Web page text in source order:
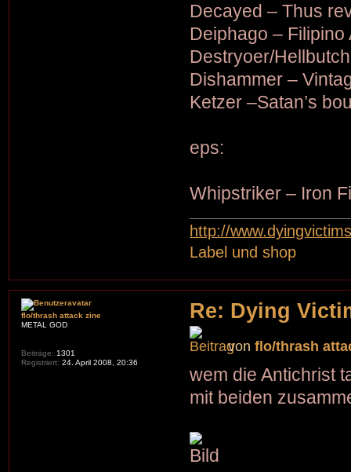
Decayed – Thus
Deiphago – Filipino
Destryoer/
Dishammer –
Ketzer –Satan’s
eps:
Whipstriker – Iron
http://
Label und shop
Re: Dying
vonflo/thrash
wem die Antichrist
mit beiden
flo/thrash attack zine
METAL GOD
Beiträge: 1301
Registriert: 24. April 2008, 20:36